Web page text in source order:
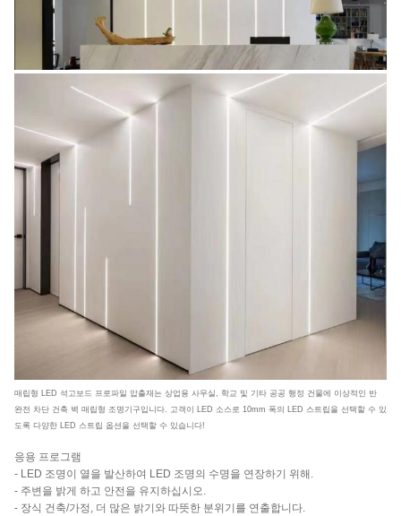
매립형 LED 석고보드 프로파일 압출재는 상업용 사무실, 학교 및 기타 공공 행정 건물에 이상적인 반
완전 차단 건축 벽 매립형 조명기구입니다. 고객이 LED 소스로 10mm 폭의 LED 스트립을 선택할 수 있
도록 다양한 LED 스트립 옵션을 선택할 수 있습니다!
응용 프로그램
- LED 조명이 열을 발산하여 LED 조명의 수명을 연장하기 위해.
- 주변을 밝게 하고 안전을 유지하십시오.
- 장식 건축/가정, 더 많은 밝기와 따뜻한 분위기를 연출합니다.